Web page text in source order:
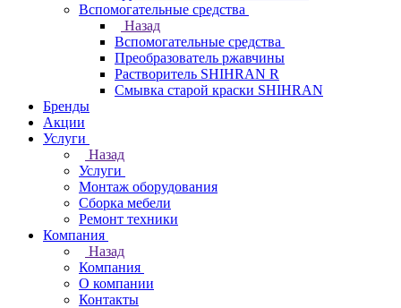
Вспомогательные средства
Назад
Вспомогательные средства
Преобразователь ржавчины
Растворитель SHIHRAN R
Смывка старой краски SHIHRAN
Бренды
Акции
Услуги
Назад
Услуги
Монтаж оборудования
Сборка мебели
Ремонт техники
Компания
Назад
Компания
О компании
Контакты